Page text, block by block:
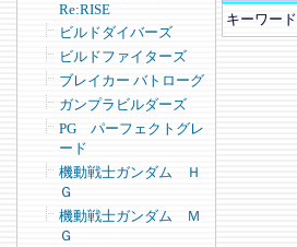
Re:RISE
ビルドダイバーズ
ビルドファイターズ
ブレイカー バトローグ
ガンプラビルダーズ
PG パーフェクトグレ
ード
機動戦士ガンダム Ｈ
Ｇ
機動戦士ガンダム Ｍ
Ｇ
キーワード